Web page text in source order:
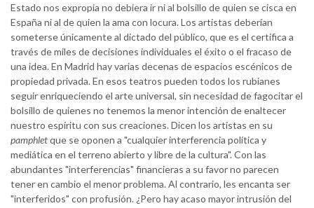
Estado nos expropia no debiera ir ni al bolsillo de quien se cisca en
España ni al de quien la ama con locura. Los artistas deberían
someterse únicamente al dictado del público, que es el certifica a
través de miles de decisiones individuales el éxito o el fracaso de
una idea. En Madrid hay varias decenas de espacios escénicos de
propiedad privada. En esos teatros pueden todos los rubianes
seguir enriqueciendo el arte universal, sin necesidad de fagocitar el
bolsillo de quienes no tenemos la menor intención de enaltecer
nuestro espíritu con sus creaciones. Dicen los artistas en su
pamphletque se oponen a "cualquier interferencia política y
mediática en el terreno abierto y libre de la cultura". Con las
abundantes "interferencias" financieras a su favor no parecen
tener en cambio el menor problema. Al contrario, les encanta ser
"interferidos" con profusión. ¿Pero hay acaso mayor intrusión del